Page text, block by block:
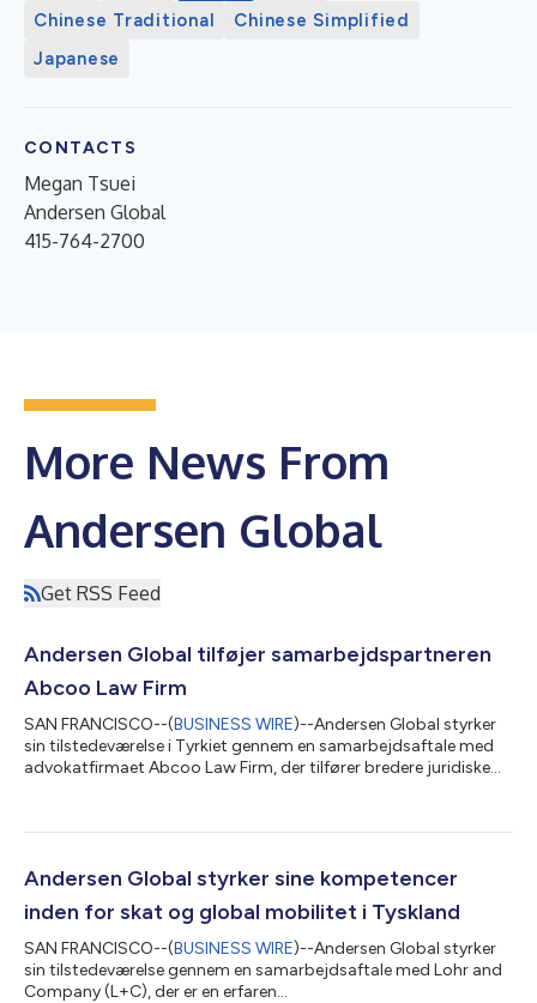
Chinese Traditional
Chinese Simplified
Japanese
CONTACTS
Megan Tsuei
Andersen Global
415-764-2700
More News From
Andersen Global
Get RSS Feed
Andersen Global tilføjer samarbejdspartneren
Abcoo Law Firm
SAN FRANCISCO--(BUSINESS WIRE)--Andersen Global styrker
sin tilstedeværelse i Tyrkiet gennem en samarbejdsaftale med
advokatfirmaet Abcoo Law Firm, der tilfører bredere juridiske
internationale klienter inden for en bred vifte af juridiske
ejendom og byggeri, tvistbilæggelse, ansættelsesret,
compliance, bank og finans, ko...
Andersen Global styrker sine kompetencer
inden for skat og global mobilitet i Tyskland
SAN FRANCISCO--(BUSINESS WIRE)--Andersen Global styrker
sin tilstedeværelse gennem en samarbejdsaftale med Lohr and
Company (L+C), der er en erfaren